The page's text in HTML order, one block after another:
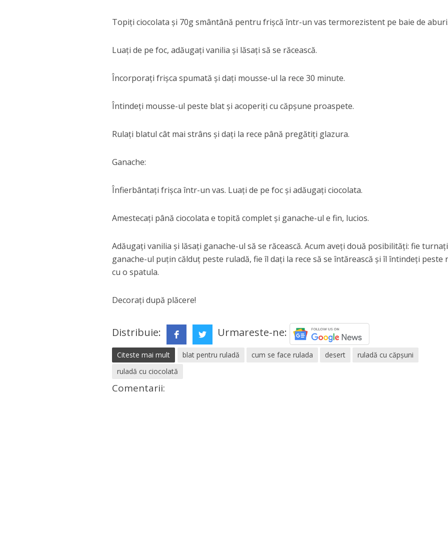
Topiți ciocolata și 70g smântână pentru frișcă într-un vas termorezistent pe baie de
Luați de pe foc, adăugați vanilia și lăsați să se răcească.
Încorporați frișca spumată și dați mousse-ul la rece 30 minute.
Întindeți mousse-ul peste blat și acoperiți cu căpșune proaspete.
Rulați blatul cât mai strâns și dați la rece până pregătiți glazura.
Ganache:
Înfierbântați frișca într-un vas. Luați de pe foc și adăugați ciocolata.
Amestecați până ciocolata e topită complet și ganache-ul e fin, lucios.
Adăugați vanilia și lăsați ganache-ul să se răcească. Acum aveți două posibilități: fie turnați
ganache-ul puțin călduț peste ruladă, fie îl dați la rece să se întărească și îl întindeți peste
cu o spatula.
Decorați după plăcere!
Distribuie: Urmareste-ne:
Citeste mai mult blat pentru ruladă cum se face rulada desert
ruladă cu căpșuni
ruladă cu ciocolată
Comentarii: